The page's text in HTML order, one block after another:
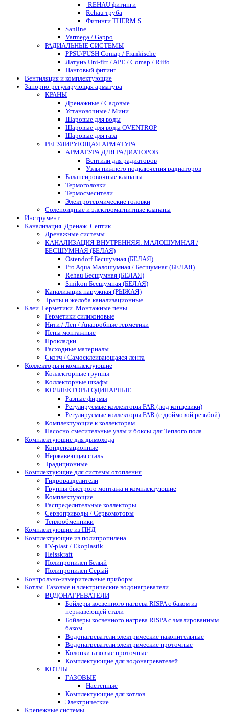
-REHAU фитинги
Rehau труба
Фитинги THERM S
Sanline
Varmega / Gappo
РАДИАЛЬНЫЕ СИСТЕМЫ
PPSU/PUSH Comap / Frankische
Латунь Uni-fitt / APE / Comap / Riifo
Цанговый фитинг
Вентиляция и комплектующие
Запорно-регулирующая арматура
КРАНЫ
Дренажные / Садовые
Установочные / Мини
Шаровые для воды
Шаровые для воды OVENTROP
Шаровые для газа
РЕГУЛИРУЮЩАЯ АРМАТУРА
АРМАТУРА ДЛЯ РАДИАТОРОВ
Вентили для радиаторов
Узлы нижнего подключения радиаторов
Балансировочные клапаны
Термоголовки
Термосмесители
Электротермические головки
Соленоидные и электромагнитные клапаны
Инструмент
Канализация. Дренаж. Септик
Дренажные системы
КАНАЛИЗАЦИЯ ВНУТРЕННЯЯ: МАЛОШУМНАЯ /
БЕСШУМНАЯ (БЕЛАЯ)
Ostendorf Бесшумная (БЕЛАЯ)
Pro Aqua Малошумная / Бесшумная (БЕЛАЯ)
Rehau Бесшумная (БЕЛАЯ)
Sinikon Бесшумная (БЕЛАЯ)
Канализация наружная (РЫЖАЯ)
Трапы и желоба канализационные
Клеи. Герметики. Монтажные пены
Герметики силиконовые
Нити / Лен / Анаэробные герметики
Пены монтажные
Прокладки
Расходные материалы
Скотч / Самосклеивающаяся лента
Коллекторы и комплектующие
Коллекторные группы
Коллекторные шкафы
КОЛЛЕКТОРЫ ОДИНАРНЫЕ
Разные фирмы
Регулируемые коллекторы FAR (под концевики)
Регулируемые коллекторы FAR (с дюймовой резьбой)
Комплектующие к коллекторам
Насосно смесительные узлы и боксы для Теплого пола
Комплектующие для дымохода
Конденсационные
Нержавеющая сталь
Традиционные
Комплектующие для системы отопления
Гидроразделители
Группы быстрого монтажа и комплектующие
Комплектующие
Распределительные коллекторы
Сервоприводы / Сервомоторы
Теплообменники
Комплектующие из ПНД
Комплектующие из полипропилена
FV-plast / Ekoplastik
Heisskraft
Полипропилен Белый
Полипропилен Серый
Контрольно-измерительные приборы
Котлы. Газовые и электрические водонагреватели
ВОДОНАГРЕВАТЕЛИ
Бойлеры косвенного нагрева RISPA с баком из
нержавеющей стали
Бойлеры косвенного нагрева RISPA с эмалированным
баком
Водонагреватели электрические накопительные
Водонагреватели электрические проточные
Колонки газовые проточные
Комплектующие для водонагревателей
КОТЛЫ
ГАЗОВЫЕ
Настенные
Комплектующие для котлов
Электрические
Крепежные системы